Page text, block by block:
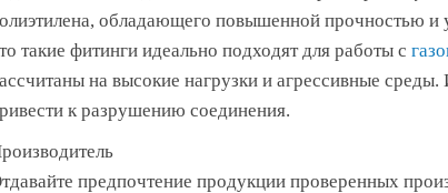
обладающего повышенной прочностью и
такие фитинги идеально подходят для работы с
на высокие нагрузки и агрессивные
к разрушению соединения.
предпочтение продукции проверенных